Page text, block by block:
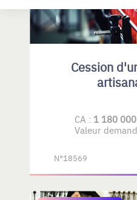
Cession
CA : 1 180
Valeur
N°18569